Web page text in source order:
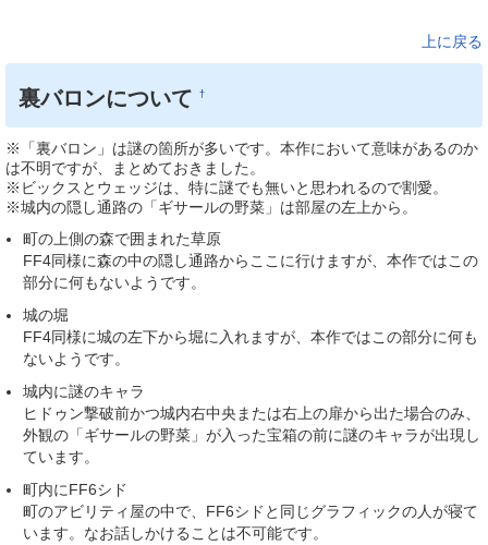
上に戻る
裏バロンについて†
※「裏バロン」は謎の箇所が多いです。本作において意味があるのか
は不明ですが、まとめておきました。
※ビックスとウェッジは、特に謎でも無いと思われるので割愛。
※城内の隠し通路の「ギサールの野菜」は部屋の左上から。
町の上側の森で囲まれた草原
FF4同様に森の中の隠し通路からここに行けますが、本作ではこの
部分に何もないようです。
城の堀
FF4同様に城の左下から堀に入れますが、本作ではこの部分に何も
ないようです。
城内に謎のキャラ
ヒドゥン撃破前かつ城内右中央または右上の扉から出た場合のみ、
外観の「ギサールの野菜」が入った宝箱の前に謎のキャラが出現し
ています。
町内にFF6シド
町のアビリティ屋の中で、FF6シドと同じグラフィックの人が寝て
います。なお話しかけることは不可能です。